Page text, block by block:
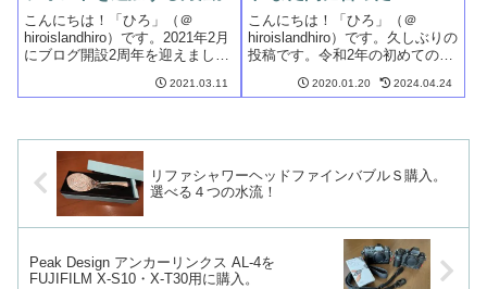
こんにちは！「ひろ」（＠
hiroislandhiro）です。2021年2月
にブログ開設2周年を迎えまし
るため、サイト型トップページ
前回の記事では１項目し...
2021.03.11
こんにちは！「ひろ」（＠
hiroislandhiro）です。久しぶりの
投稿です。令和2年の初めての投
と思います。Windows 7が2020
2020.01.20 2024.04.24
リファシャワーヘッドファインバブルＳ購入。
選べる４つの水流！
Peak Design アンカーリンクス AL-4を
FUJIFILM X-S10・X-T30用に購入。